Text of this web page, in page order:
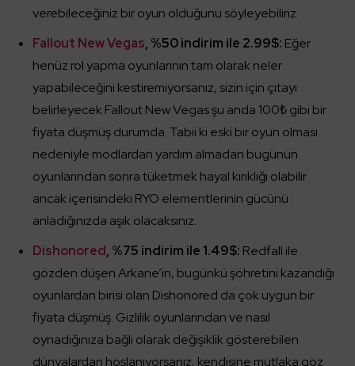
verebileceğiniz bir oyun olduğunu söyleyebiliriz.
Fallout New Vegas, %50 indirim ile 2.99$: Eğer
henüz rol yapma oyunlarının tam olarak neler
yapabileceğini kestiremiyorsanız, sizin için çıtayı
belirleyecek Fallout New Vegas şu anda 100₺ gibi bir
fiyata düşmüş durumda. Tabii ki eski bir oyun olması
nedeniyle modlardan yardım almadan bugünün
oyunlarından sonra tüketmek hayal kırıklığı olabilir
ancak içerisindeki RYO elementlerinin gücünü
anladığınızda aşık olacaksınız.
Dishonored, %75 indirim ile 1.49$: Redfall ile
gözden düşen Arkane’in, bugünkü şöhretini kazandığı
oyunlardan birisi olan Dishonored da çok uygun bir
fiyata düşmüş. Gizlilik oyunlarından ve nasıl
oynadığınıza bağlı olarak değişiklik gösterebilen
dünyalardan hoşlanıyorsanız, kendisine mutlaka göz